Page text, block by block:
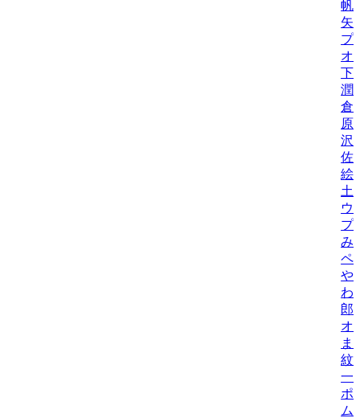
帆/
矢
プ
オ
下
潤/
倉
原
沢
佐
絵/
土
ウ
プ
み/
ペ/
や
わ
郎
オ
ま
紋/
一
ポ
ム